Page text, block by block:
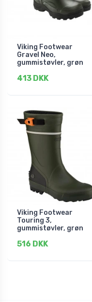
Viking Footwear
Gravel Neo,
gummistøvler, grøn
413 DKK
Viking Footwear
Touring 3,
gummistøvler, grøn
516 DKK